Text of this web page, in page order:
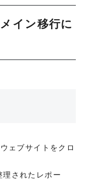
イン移行に
ェブサイトをクロ
理されたレポー